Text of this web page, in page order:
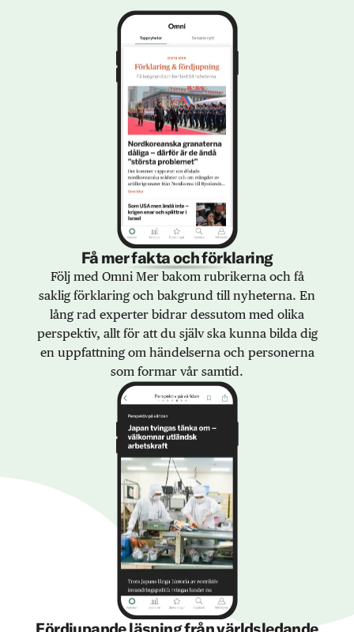
Få mer fakta och förklaring
Följ med Omni Mer bakom rubrikerna och få
saklig förklaring och bakgrund till nyheterna. En
lång rad experter bidrar dessutom med olika
perspektiv, allt för att du själv ska kunna bilda dig
en uppfattning om händelserna och personerna
som formar vår samtid.